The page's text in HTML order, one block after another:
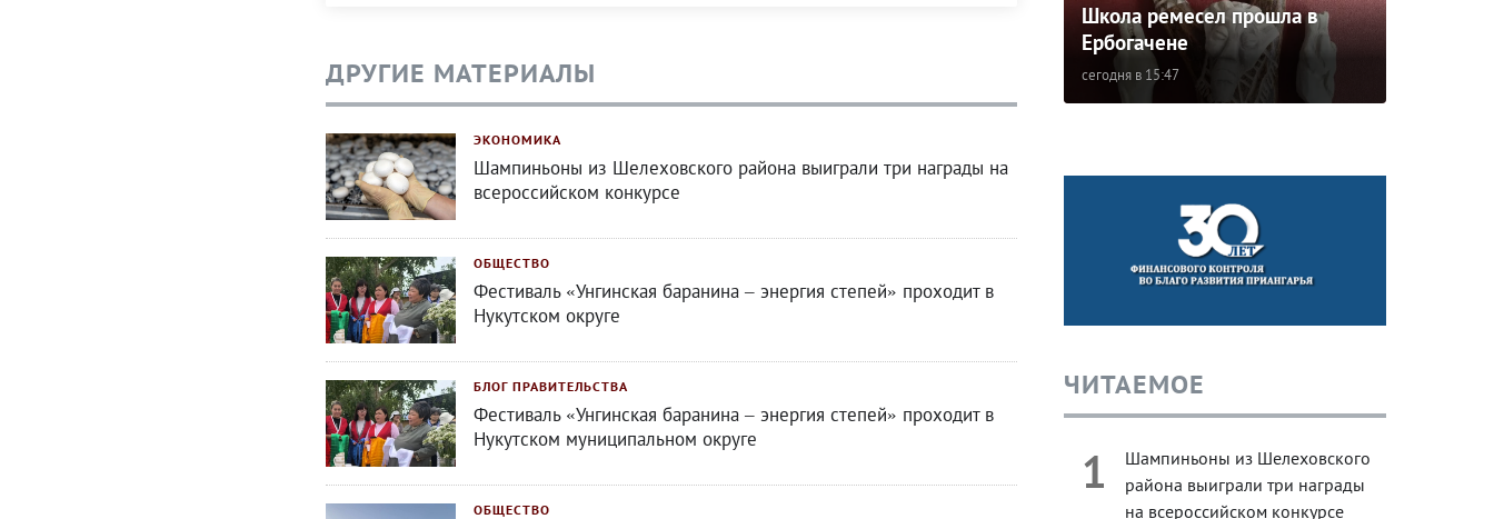
ДРУГИЕ МАТЕРИАЛЫ
ЭКОНОМИКА
Шампиньоны из Шелеховского района выиграли три награды на
всероссийском конкурсе
ОБЩЕСТВО
Фестиваль «Унгинская баранина – энергия степей» проходит в
Нукутском округе
БЛОГ ПРАВИТЕЛЬСТВА
Фестиваль «Унгинская баранина – энергия степей» проходит в
Нукутском муниципальном округе
ОБЩЕСТВО
Школа ремесел прошла в
Ербогачене
сегодня в 15:47
ЧИТАЕМОЕ
1
Шампиньоны из Шелеховского
района выиграли три награды
на всероссийском конкурсе